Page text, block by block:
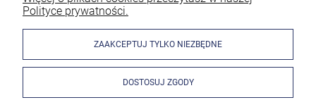
Polityce prywatności.
ZAAKCEPTUJ TYLKO NIEZBĘDNE
DOSTOSUJ ZGODY